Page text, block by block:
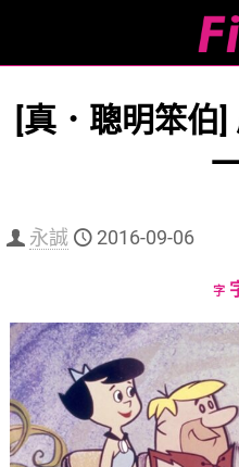
[真．聰明笨伯
永誠 2016-09-06
字